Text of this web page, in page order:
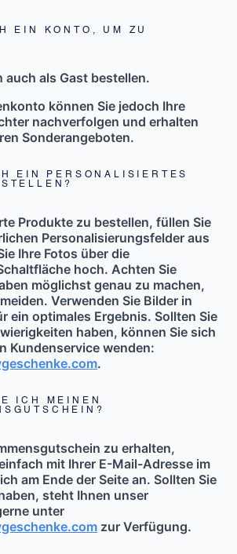
EIN KONTO, UM ZU
auch als Gast bestellen.
können Sie jedoch Ihre
nachverfolgen und erhalten
Sonderangeboten.
EIN PERSONALISIERTES
Produkte zu bestellen, füllen Sie
Personalisierungsfelder aus
Ihre Fotos über die
hoch. Achten Sie
möglichst genau zu machen,
Verwenden Sie Bilder in
ein optimales Ergebnis. Sollten Sie
haben, können Sie sich
Kundenservice wenden:
.
ICH MEINEN
zu erhalten,
mit Ihrer E-Mail-Adresse im
am Ende der Seite an. Sollten Sie
steht Ihnen unser
unter
zur Verfügung.